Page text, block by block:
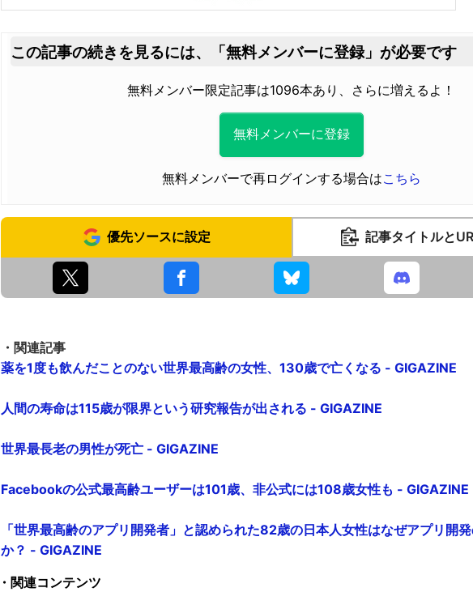
この記事の続きを見るには、 「無料メンバーに登録」が必要です
無料メンバー限定記事は1096本あり、さらに増えるよ！
無料メンバーに登録
無料メンバーで再ログインする場合はこちら
優先ソースに設定 記事タイトルと
・関連記事
薬を1度も飲んだことのない世界最高齢の女性、130歳で亡くなる - GIGAZINE
人間の寿命は115歳が限界という研究報告が出される - GIGAZINE
世界最長老の男性が死亡 - GIGAZINE
Facebookの公式最高齢ユーザーは101歳、非公式には108歳女性も - GIGAZINE
「世界最高齢のアプリ開発者」と認められた82歳の日本人女性はなぜアプリ開
か？ - GIGAZINE
・関連コンテンツ